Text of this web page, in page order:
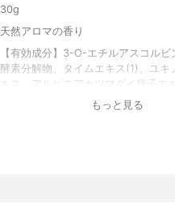
30g
天然アロマの香り
【有効成分】3-O-エチルアスコル
酵素分解物、タイムエキス(1)、ユ
キス、アルピニアカツマダイ種子エ
濃グリセリン、1,3-ブチレングリコ
ム・アクリロイルジメチルタウリ
もっと見る